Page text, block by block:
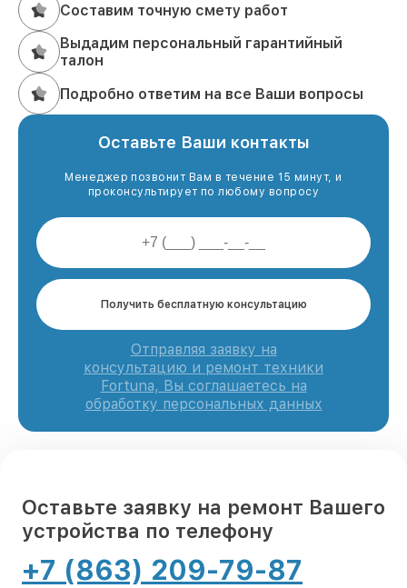
Составим точную смету работ
Выдадим персональный гарантийный
талон
Подробно ответим на все Ваши вопросы
Оставьте Ваши контакты
Менеджер позвонит Вам в течение 15 минут, и
проконсультирует по любому вопросу
Получить бесплатную консультацию
Отправляя заявку на
консультацию и ремонт техники
Fortuna, Вы соглашаетесь на
обработку персональных данных
Оставьте заявку на ремонт Вашего
устройства по телефону
+7 (863) 209-79-87